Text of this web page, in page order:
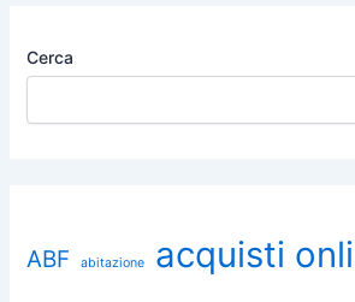
Cerca
ABF abitazione
acquisti